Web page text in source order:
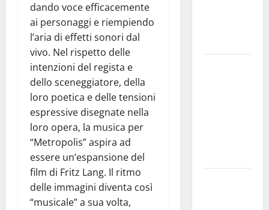
dando voce efficacemente
ai personaggi e riempiendo
l’aria di effetti sonori dal
vivo. Nel rispetto delle
intenzioni del regista e
dello sceneggiatore, della
loro poetica e delle tensioni
espressive disegnate nella
loro opera, la musica per
“Metropolis” aspira ad
essere un’espansione del
film di Fritz Lang. Il ritmo
delle immagini diventa così
“musicale” a sua volta,